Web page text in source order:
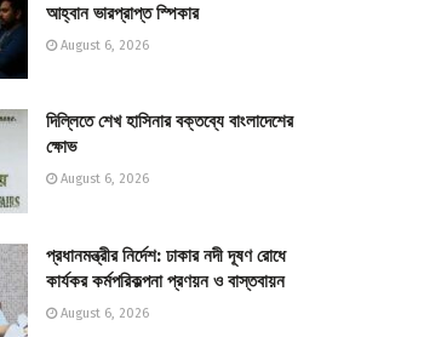
আহ্বান ভারপ্রাপ্ত স্পিকার
August 6, 2026
দিল্লিতে শেখ হাসিনার বক্তব্যে বাংলাদেশের
ক্ষোভ
August 6, 2026
প্রধানমন্ত্রীর নির্দেশ: ঢাকার নদী দূষণ রোধে
কার্যকর কর্মপরিকল্পনা প্রণয়ন ও বাস্তবায়ন
August 6, 2026